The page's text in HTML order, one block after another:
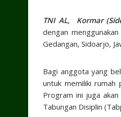
TNI AL, Kormar
dengan
Gedangan, Sidoarjo,
Bagi anggota yang
untuk memiliki rumah
Program ini juga
Tabungan Disiplin